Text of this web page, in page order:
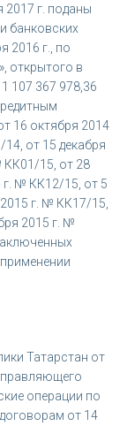
2017 г. поданы
банковских
2016 г., по
открытого в
107 367 978,36
16 октября 2014
от 15 декабря
КК01/15, от 28
№ КК12/15, от 5
г. № КК17/15,
2015 г. №
Татарстан от
операции по
от 14